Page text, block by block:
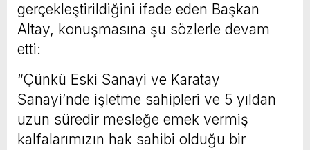
gerçekleştirildiğini ifade eden Başkan
Altay, konuşmasına şu sözlerle devam
etti:
“Çünkü Eski Sanayi ve Karatay
Sanayi’nde işletme sahipleri ve 5 yıldan
uzun süredir mesleğe emek vermiş
kalfalarımızın hak sahibi olduğu bir